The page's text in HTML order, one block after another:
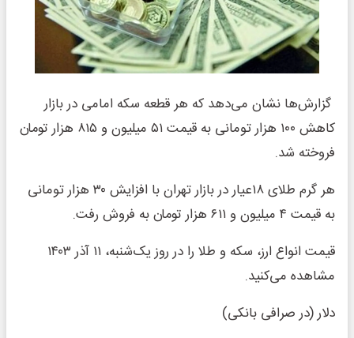
گزارش‌ها نشان می‌دهد که هر قطعه سکه امامی در بازار
کاهش ۱۰۰ هزار تومانی به قیمت ۵۱ میلیون و ۸۱۵ هزار تومان
فروخته شد.
هر گرم طلای ۱۸عیار در بازار تهران با افزایش ۳۰ هزار تومانی
به قیمت ۴ میلیون و ۶۱۱ هزار تومان به فروش رفت.
قیمت انواع ارز، سکه و طلا را در روز یک‌شنبه، ۱۱ آذر ۱۴۰۳
مشاهده می‌کنید.
دلار (در صرافی بانکی)